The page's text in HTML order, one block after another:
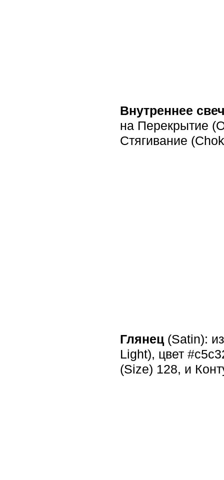
Внутреннее
на Перекрытие
Стягивание
Глянец(Satin):
Light), цвет
(Size) 128, и